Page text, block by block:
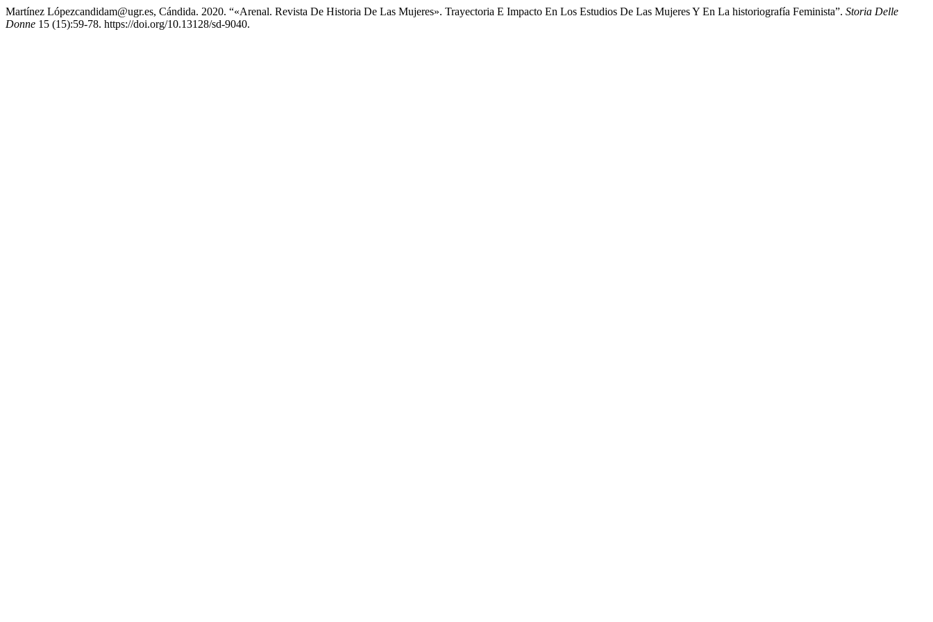
Martínez Lópezcandidam@ugr.es, Cándida. 2020. “«Arenal. Revista De Historia De Las Mujeres». Trayectoria E Impacto En Los Estudios De Las Mujeres Y En La historiografía Feminista”. Storia Delle
Donne 15 (15):59-78. https://doi.org/10.13128/sd-9040.